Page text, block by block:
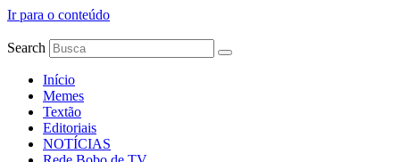
Ir para o conteúdo
Search
Início
Memes
Textão
Editoriais
NOTÍCIAS